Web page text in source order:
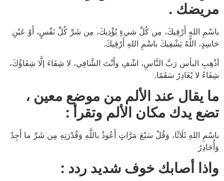
مريضك .
باسْمِ اللهِ أَرْقِيكَ، مِن كُلِّ شيءٍ يُؤْذِيكَ، مِن شَرِّ كُلِّ نَفْسٍ، أَوْ عَيْنِ
حَاسِدٍ، اللَّهُ يَشْفِيكَ باسْمِ اللهِ أَرْقِيكَ.
أذْهِبِ البأس رَبَّ النَّاسِ، اشْفِ وأَنْتَ الشَّافِي، لا شِفَاءَ إلَّا شِفَاؤُكَ،
شِفَاءً لا يُغَادِرُ سَقَمًا.
ما يقال عند الألم من موضع معين ،
تضع يدك مكان الألم وتقرأ :
باسْمِ اللهِ ثَلَاثًا، وَقُلْ سَبْعَ مَرَّاتٍ أَعُوذُ باللَّهِ وَقُدْرَتِهِ مِن شَرِّ ما أَجِدُ
وَأُحَاذِرُ
واذا أصابك خوف شديد ردد :